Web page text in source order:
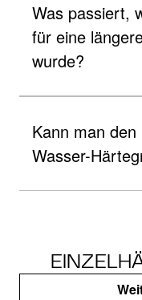
Was passiert,
für eine
wurde?
Kann man
Wasser-